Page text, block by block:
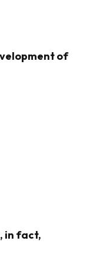
of
in fact,